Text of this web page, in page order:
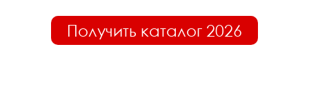
Получить каталог 2026